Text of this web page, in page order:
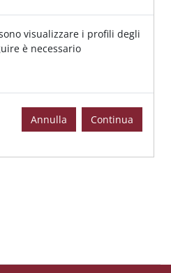
visualizzare i profili degli
è necessario
Annulla Continua